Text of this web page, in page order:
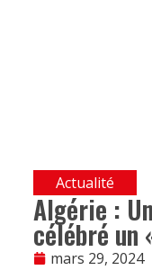
Actualité
Algérie :
célébré un
mars 29, 2024